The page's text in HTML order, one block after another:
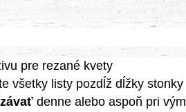
pre rezané kvety
všetky listy pozdĺž dĺžky stonky
denne alebo aspoň pri